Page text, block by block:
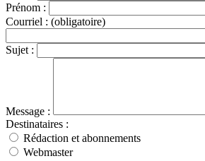
Prénom :
Courriel : (obligatoire)
Sujet :
Message :
Destinataires :
Rédaction et abonnements
Webmaster